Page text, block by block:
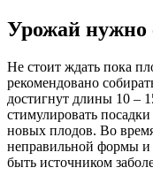
Урожай нужно
Не стоит ждать пока
рекомендовано
достигнут длины 10 –
стимулировать
новых плодов. Во
неправильной формы
быть источником